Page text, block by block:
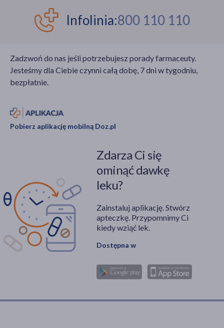
Infolinia:800 110 110
Zadzwoń do nas jeśli potrzebujesz porady farmaceuty.
Jesteśmy dla Ciebie czynni całą dobę, 7 dni w tygodniu,
bezpłatnie.
Pobierz aplikację mobilną Doz.pl
Zdarza Ci się
ominąć dawkę
leku?
Zainstaluj aplikację. Stwórz
apteczkę. Przypomnimy Ci
kiedy wziąć lek.
Dostępna w